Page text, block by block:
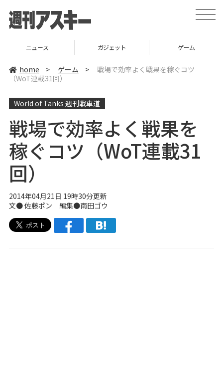
t
o
ニュース ガジェット ゲーム
home > ゲーム >
戦場で効率よく戦果を稼ぐコツ
（WoT連載31回）
World of Tanks 週刊戦車道
戦場で効率よく戦果を
稼ぐコツ（WoT連載31
回）
2014年04月21日 19時30分更新
文● 佐藤ポン 編集●南田ゴウ